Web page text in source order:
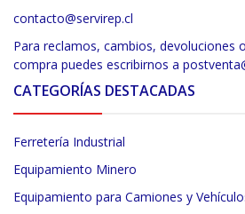
contacto@servirep.cl
Para reclamos, cambios, devoluciones
compra puedes escribirnos a
CATEGORÍAS DESTACADAS
Ferretería Industrial
Equipamiento Minero
Equipamiento para Camiones y